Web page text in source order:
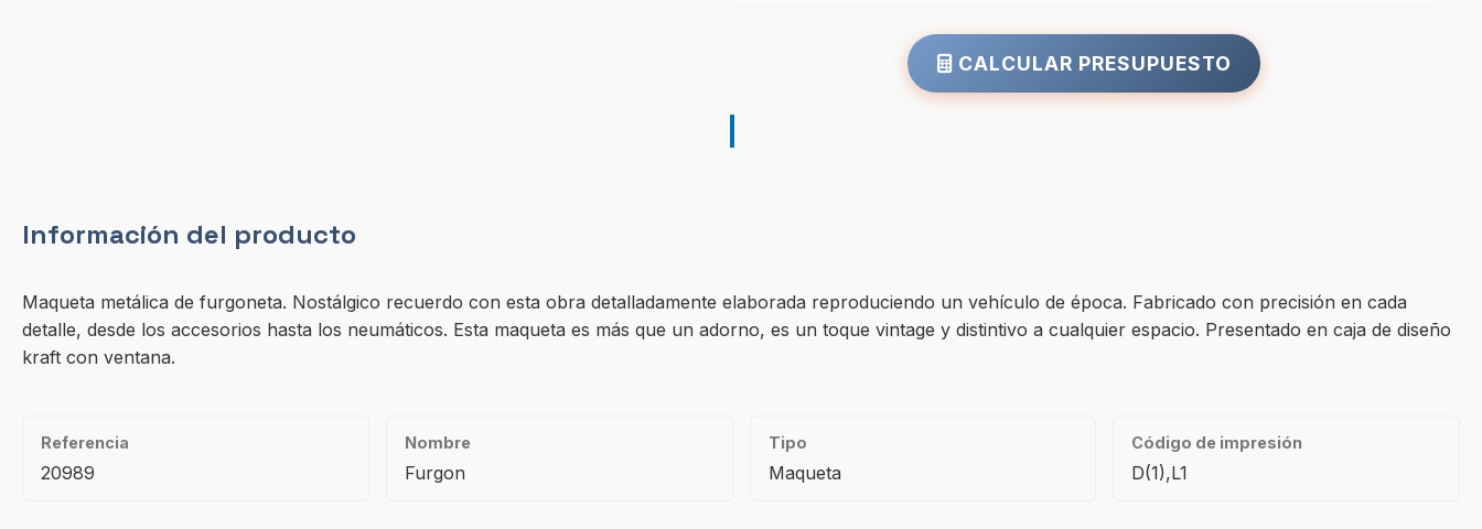
CALCULAR PRESUPUESTO
Información del producto
Maqueta metálica de furgoneta. Nostálgico recuerdo con esta obra detalladamente elaborada reproduciendo un vehículo de época. Fabricado con precisión en cada
detalle, desde los accesorios hasta los neumáticos. Esta maqueta es más que un adorno, es un toque vintage y distintivo a cualquier espacio. Presentado en caja de diseño
kraft con ventana.
Referencia
20989
Nombre
Furgon
Tipo
Maqueta
Código de impresión
D(1),L1